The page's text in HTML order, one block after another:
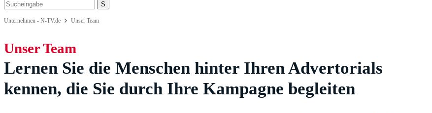
Unternehmen - N-TV.de Unser Team
Unser Team
Lernen Sie die Menschen hinter Ihren Advertorials
kennen, die Sie durch Ihre Kampagne begleiten